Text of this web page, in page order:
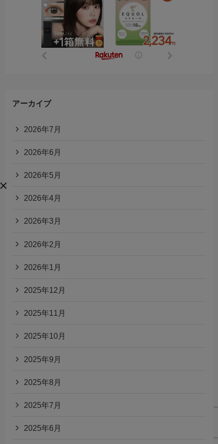
アーカイブ
2026年7月
2026年6月
2026年5月
2026年4月
2026年3月
2026年2月
2026年1月
2025年12月
2025年11月
2025年10月
2025年9月
2025年8月
2025年7月
2025年6月